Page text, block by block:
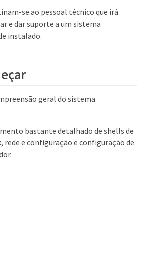
se ao pessoal técnico que irá
e dar suporte a um sistema
instalado.
geral do sistema
bastante detalhado de shells de
rede e configuração e configuração de